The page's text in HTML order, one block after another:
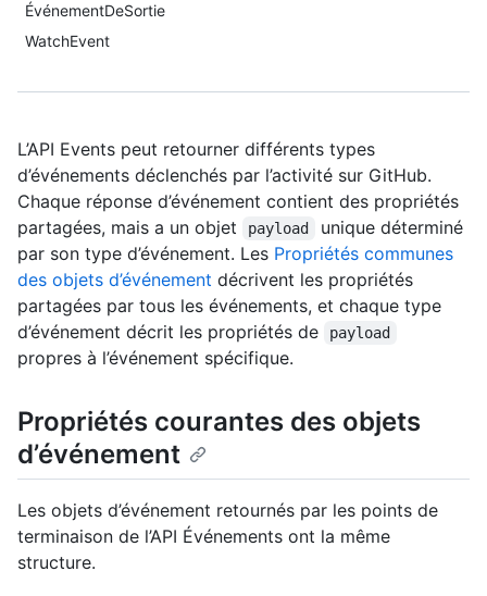
ÉvénementDeSortie
WatchEvent
L’API Events peut retourner différents types
d’événements déclenchés par l’activité sur GitHub.
Chaque réponse d’événement contient des propriétés
partagées, mais a un objet
payload
unique déterminé
par son type d’événement. Les Propriétés communes
des objets d’événement décrivent les propriétés
partagées par tous les événements, et chaque type
d’événement décrit les propriétés de
payload
propres à l’événement spécifique.
Propriétés courantes des objets
d’événement
Les objets d’événement retournés par les points de
terminaison de l’API Événements ont la même
structure.